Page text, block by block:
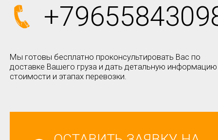
Мы готовы бесплатно проконсультировать Вас по
доставке Вашего груза и дать детальную
стоимости и этапах перевозки.